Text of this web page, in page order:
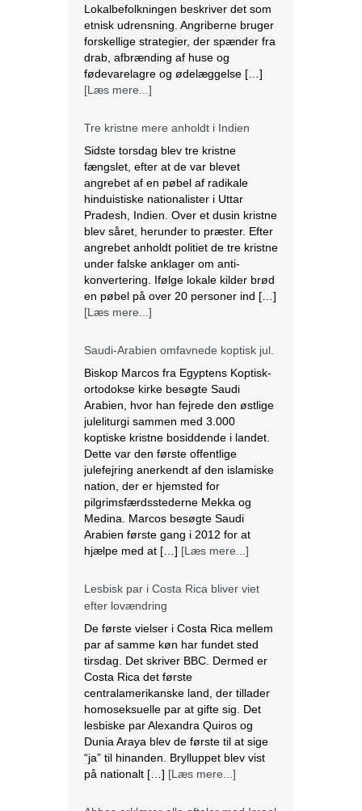
Lokalbefolkningen beskriver det som
etnisk udrensning. Angriberne bruger
forskellige strategier, der spænder fra
drab, afbrænding af huse og
fødevarelagre og ødelæggelse […]
[Læs mere...]
Tre kristne mere anholdt i Indien
Sidste torsdag blev tre kristne
fængslet, efter at de var blevet
angrebet af en pøbel af radikale
hinduistiske nationalister i Uttar
Pradesh, Indien. Over et dusin kristne
blev såret, herunder to præster. Efter
angrebet anholdt politiet de tre kristne
under falske anklager om anti-
konvertering. Ifølge lokale kilder brød
en pøbel på over 20 personer ind […]
[Læs mere...]
Saudi-Arabien omfavnede koptisk jul.
Biskop Marcos fra Egyptens Koptisk-
ortodokse kirke besøgte Saudi
Arabien, hvor han fejrede den østlige
juleliturgi sammen med 3.000
koptiske kristne bosiddende i landet.
Dette var den første offentlige
julefejring anerkendt af den islamiske
nation, der er hjemsted for
pilgrimsfærdsstederne Mekka og
Medina. Marcos besøgte Saudi
Arabien første gang i 2012 for at
hjælpe med at […] [Læs mere...]
Lesbisk par i Costa Rica bliver viet
efter lovændring
De første vielser i Costa Rica mellem
par af samme køn har fundet sted
tirsdag. Det skriver BBC. Dermed er
Costa Rica det første
centralamerikanske land, der tillader
homoseksuelle par at gifte sig. Det
lesbiske par Alexandra Quiros og
Dunia Araya blev de første til at sige
“ja” til hinanden. Brylluppet blev vist
på nationalt […] [Læs mere...]